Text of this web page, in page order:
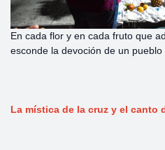
En cada flor y en cada fruto que
esconde la devoción de un
La mística de la cruz y el canto